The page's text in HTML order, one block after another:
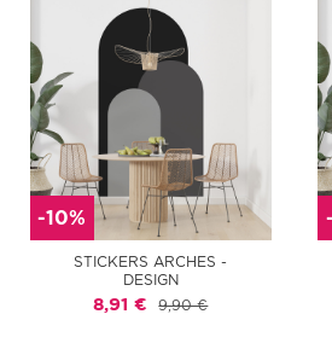
-10%
STICKERS ARCHES -
DESIGN
8,91 € 9,90 €